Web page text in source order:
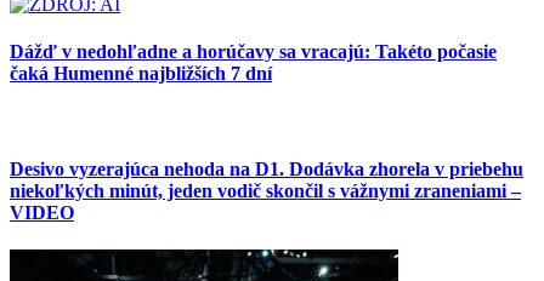
Dážď v nedohľadne a horúčavy sa vracajú: Takéto počasie
čaká Humenné najbližších 7 dní
Desivo vyzerajúca nehoda na D1. Dodávka zhorela v priebehu
niekoľkých minút, jeden vodič skončil s vážnymi zraneniami –
VIDEO